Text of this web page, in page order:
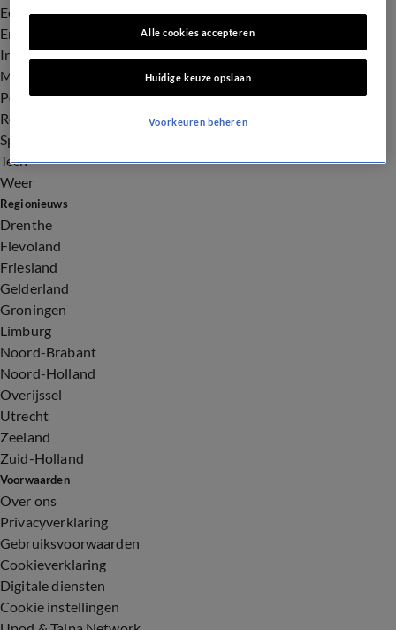
Economie
Entertainment
Infrastructuur
Milieu en Gezondheid
Politiek
Royalty
Sport
Tech
Weer
Regionieuws
Drenthe
Flevoland
Friesland
Gelderland
Groningen
Limburg
Noord-Brabant
Noord-Holland
Overijssel
Utrecht
Zeeland
Zuid-Holland
Voorwaarden
Over ons
Privacyverklaring
Gebruiksvoorwaarden
Cookieverklaring
Digitale diensten
Cookie instellingen
Alle cookies accepteren
Huidige keuze opslaan
Voorkeuren beheren